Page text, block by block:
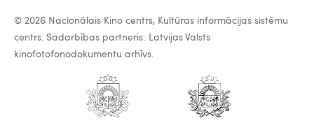
© 2026 Nacionālais Kino centrs, Kultūras informācijas sistēmu
centrs. Sadarbības partneris: Latvijas Valsts
kinofotofonodokumentu arhīvs.